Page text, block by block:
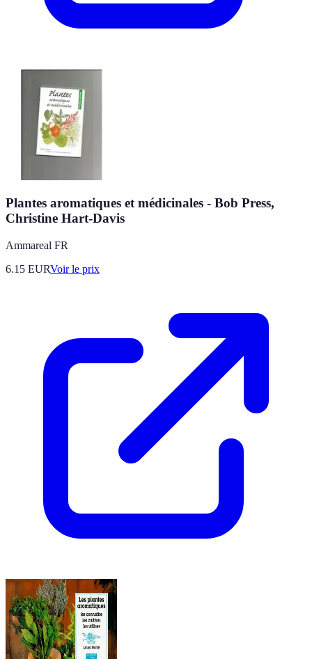
Plantes aromatiques et médicinales - Bob Press,
Christine Hart-Davis
Ammareal FR
6.15 EURVoir le prix